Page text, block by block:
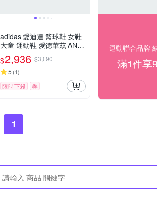
adidas 愛迪達 籃球鞋 女鞋
大童 運動鞋 愛德華茲 ANT
HONY EDWARDS 1 J LOW
銀黑 JQ8885
$2,936 $3,090
5 (1)
限時下殺 券
運動聯合品牌
滿1件享
1